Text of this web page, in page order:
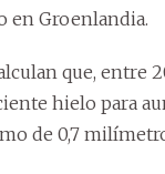
en Groenlandia.
que, entre
hielo para
de 0,7